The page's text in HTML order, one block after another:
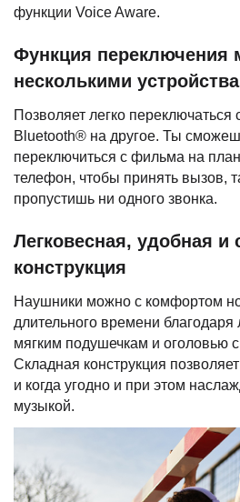
функции Voice Aware.
Функция переключения
несколькими
Позволяет легко переключаться
Bluetooth® на другое. Ты
переключиться с фильма на
телефон, чтобы принять вызов,
пропустишь ни одного звонка.
Легковесная, удобная и
конструкция
Наушники можно с комфортом
длительного времени
мягким подушечкам и оголовью
Складная конструкция
и когда угодно и при этом
музыкой.